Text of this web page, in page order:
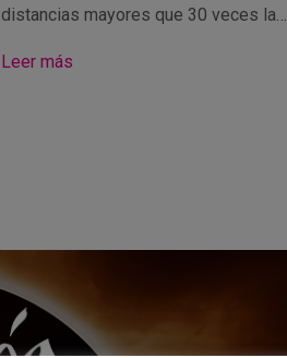
distancias mayores que 30 veces la…
Leer más